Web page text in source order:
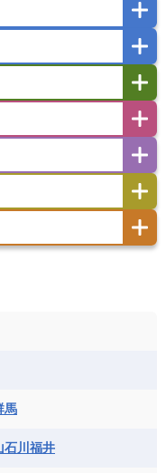
ィモール民主共和国
カザフスタン
ギス
レバノン
ライナ
オーストリア
ゴビナ
モンテネグロ
タヒチ
和国
ニウエ
ン諸島
ニダード・トバゴ
国
ザンビア共和国
馬
石川 福井